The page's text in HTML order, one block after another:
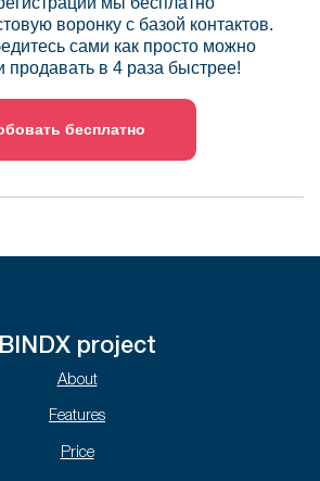
воронку с базой контактов.
сами как просто можно
продавать в 4 раза быстрее!
бесплатно
BINDX project
About
Features
Price